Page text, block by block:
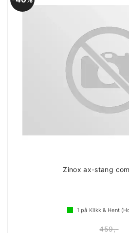
Zinox ax-stang
1 på Klikk & Hent
459,-